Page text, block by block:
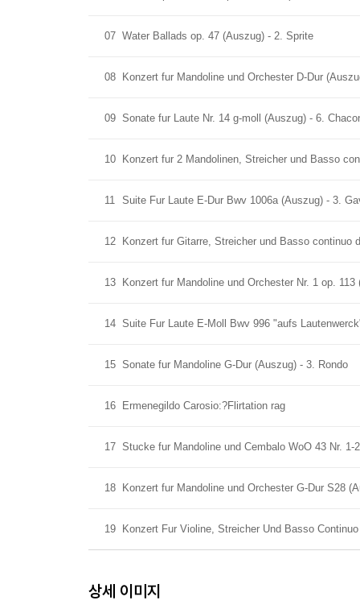
07 Water Ballads op. 47 (Auszug) - 2. Sprite
08 Konzert fur Mandoline und Orchester D-Dur
09 Sonate fur Laute Nr. 14 g-moll (Auszug) - 6.
10 Konzert fur 2 Mandolinen, Streicher und Basso
11 Suite Fur Laute E-Dur Bwv 1006a (Auszug) - 3.
12 Konzert fur Gitarre, Streicher und Basso continuo
13 Konzert fur Mandoline und Orchester Nr. 1 op.
14 Suite Fur Laute E-Moll Bwv 996 "aufs
15 Sonate fur Mandoline G-Dur (Auszug) - 3. Rondo
16 Ermenegildo Carosio:?Flirtation rag
17 Stucke fur Mandoline und Cembalo WoO 43 Nr.
18 Konzert fur Mandoline und Orchester G-Dur S28
19 Konzert Fur Violine, Streicher Und Basso
상세 이미지